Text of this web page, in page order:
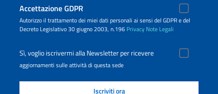
Accettazione GDPR
Autorizzo il trattamento dei miei dati personali ai sensi del GDPR e del
Decreto Legislativo 30 giugno 2003, n.196 Privacy Note Legali
Sì, voglio iscrivermi alla Newsletter per ricevere
aggiornamenti sulle attività di questa sede